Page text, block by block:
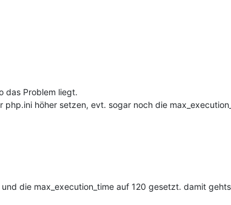
das Problem liegt.
php.ini höher setzen, evt. sogar noch die
die max_execution_time auf 120 gesetzt. damit